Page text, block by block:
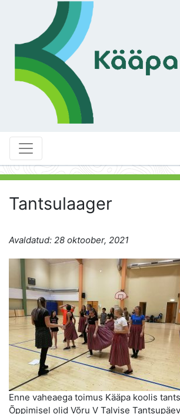
Tantsulaager
Avaldatud: 28 oktoober, 2021
Enne vaheaega toimus Kääpa koolis
Õppimisel olid Võru V Talvise